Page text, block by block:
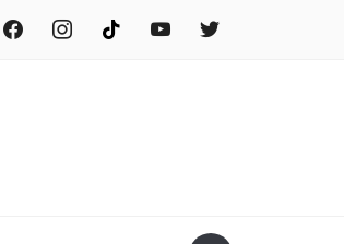
facebook instagramtiktok youtube twitter